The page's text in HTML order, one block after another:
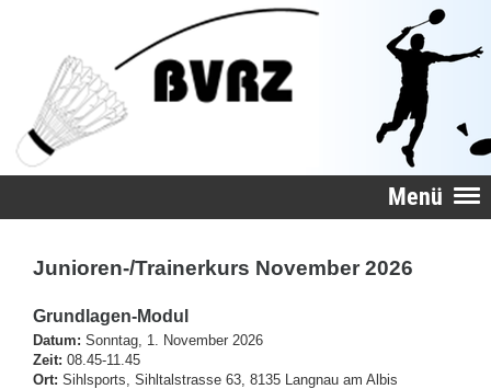
Menü
Junioren-/Trainerkurs November 2026
Grundlagen-Modul
Datum: Sonntag, 1. November 2026
Zeit: 08.45-11.45
Ort: Sihlsports, Sihltalstrasse 63, 8135 Langnau am Albis